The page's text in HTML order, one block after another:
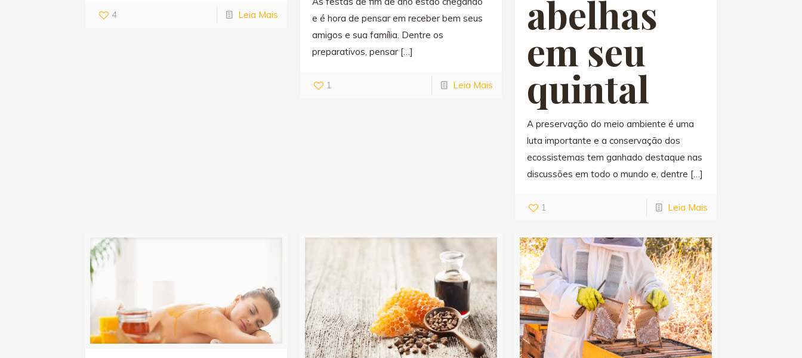
4 Leia Mais
e é hora de pensar em receber bem seus
amigos e sua família. Dentre os
preparativos, pensar[…]
1 Leia Mais
abelhas
em seu
quintal
A preservação do meio ambiente é uma
luta importante e a conservação dos
ecossistemas tem ganhado destaque nas
discussões em todo o mundo e, dentre […]
1 Leia Mais